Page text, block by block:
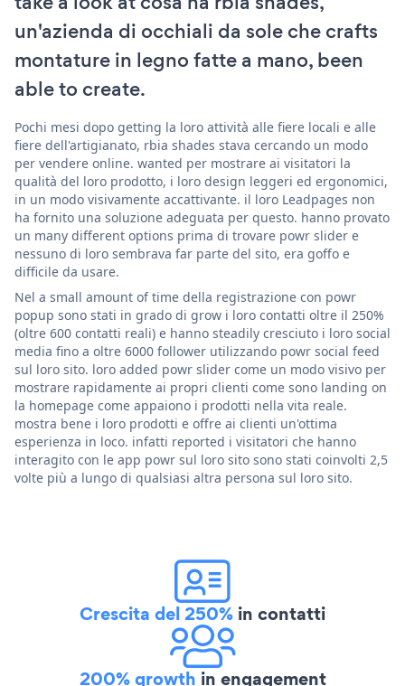
un'azienda di occhiali da sole che crafts
montature in legno fatte a mano, been
able to create.
Pochi mesi dopo getting la loro attività alle fiere locali e alle
fiere dell'artigianato, rbia shades stava cercando un modo
per vendere online. wanted per mostrare ai visitatori la
qualità del loro prodotto, i loro design leggeri ed ergonomici,
in un modo visivamente accattivante. il loro Leadpages non
ha fornito una soluzione adeguata per questo. hanno provato
un many different options prima di trovare powr slider e
nessuno di loro sembrava far parte del sito, era goffo e
difficile da usare.
Nel a small amount of time della registrazione con powr
popup sono stati in grado di grow i loro contatti oltre il 250%
(oltre 600 contatti reali) e hanno steadily cresciuto i loro social
media fino a oltre 6000 follower utilizzando powr social feed
sul loro sito. loro added powr slider come un modo visivo per
mostrare rapidamente ai propri clienti come sono landing on
la homepage come appaiono i prodotti nella vita reale.
mostra bene i loro prodotti e offre ai clienti un'ottima
esperienza in loco. infatti reported i visitatori che hanno
interagito con le app powr sul loro sito sono stati coinvolti 2,5
volte più a lungo di qualsiasi altra persona sul loro sito.
Crescita del 250% in contatti
200% growth in engagement